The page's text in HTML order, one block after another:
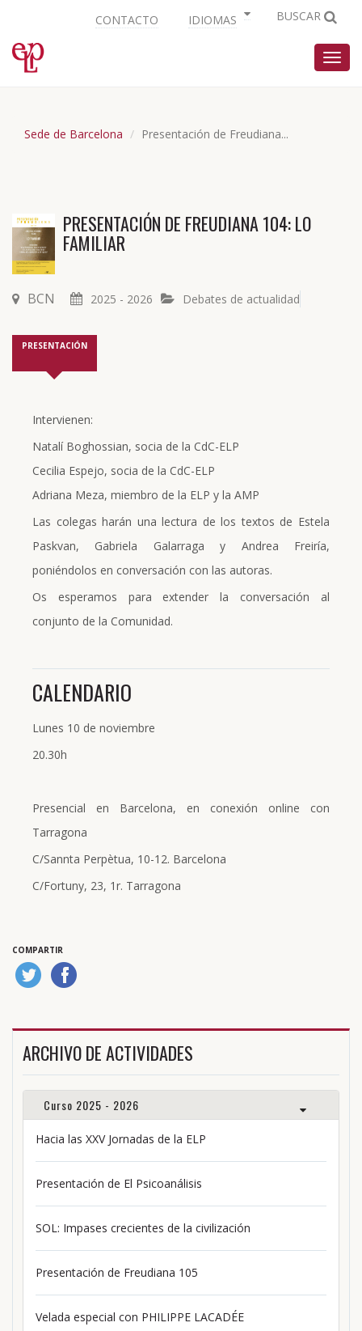
CONTACTO IDIOMAS BUSCAR
Sede de Barcelona Presentación de Freudiana...
PRESENTACIÓN DE FREUDIANA 104: LO
FAMILIAR
BCN 2025 - 2026 Debates de actualidad
PRESENTACIÓN
Intervienen:
Natalí Boghossian, socia de la CdC-ELP
Cecilia Espejo, socia de la CdC-ELP
Adriana Meza, miembro de la ELP y la AMP
Las colegas harán una lectura de los textos de Estela
Paskvan, Gabriela Galarraga y Andrea Freiría,
poniéndolos en conversación con las autoras.
Os esperamos para extender la conversación al
conjunto de la Comunidad.
CALENDARIO
Lunes 10 de noviembre
20.30h
Presencial en Barcelona, en conexión online con
Tarragona
C/Sannta Perpètua, 10-12. Barcelona
C/Fortuny, 23, 1r. Tarragona
COMPARTIR
ARCHIVO DE ACTIVIDADES
Curso 2025 - 2026
Hacia las XXV Jornadas de la ELP
Presentación de El Psicoanálisis
SOL: Impases crecientes de la civilización
Presentación de Freudiana 105
Velada especial con PHILIPPE LACADÉE